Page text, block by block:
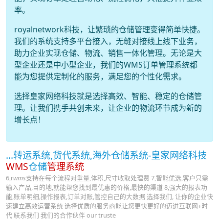
率。
royalnetwork科技，让繁琐的仓储管理变得简单快捷。
我们的系统支持多平台接入，无缝对接线上线下业务，
助力企业实现仓储、物流、销售一体化管理。无论是大
型企业还是中小型企业，我们的WMS订单管理系统都
能为您提供定制化的服务，满足您的个性化需求。
选择皇家网络科技就是选择高效、智能、稳定的仓储管
理。让我们携手共创未来，让企业的物流环节成为新的
增长点！
...转运系统,货代系统,海外仓储系统-皇家网络科技
WMS仓储管理系统
6,rwms支持在每个流程对重量,体积,尺寸收取处理费 7,智能优选,客户只需
输入产品,目的地,就能帮您找到最优惠的价格,最快的渠道 8,强大的报表功
能,账单明细,操作报表,订单对账,管控自己的大数据 选择我们, 让你的企业快
速建立高效运营系统 选择优质的服务商能让您更快更好的迈进互联网+时
代 联系我们 我们的合作伙伴 our truste